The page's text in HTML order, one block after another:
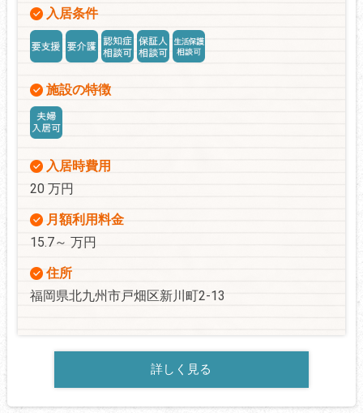
入居条件
施設の特徴
入居時費用
20 万円
月額利用料金
15.7～ 万円
住所
福岡県北九州市戸畑区新川町2-13
詳しく見る